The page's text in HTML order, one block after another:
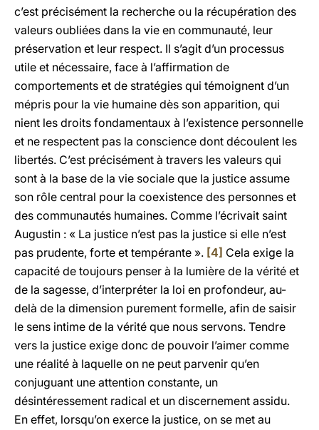
c’est précisément la recherche ou la récupération des
valeurs oubliées dans la vie en communauté, leur
préservation et leur respect. Il s’agit d’un processus
utile et nécessaire, face à l’affirmation de
comportements et de stratégies qui témoignent d’un
mépris pour la vie humaine dès son apparition, qui
nient les droits fondamentaux à l’existence personnelle
et ne respectent pas la conscience dont découlent les
libertés. C’est précisément à travers les valeurs qui
sont à la base de la vie sociale que la justice assume
son rôle central pour la coexistence des personnes et
des communautés humaines. Comme l’écrivait saint
Augustin : « La justice n’est pas la justice si elle n’est
pas prudente, forte et tempérante ». [4] Cela exige la
capacité de toujours penser à la lumière de la vérité et
de la sagesse, d’interpréter la loi en profondeur, au-
delà de la dimension purement formelle, afin de saisir
le sens intime de la vérité que nous servons. Tendre
vers la justice exige donc de pouvoir l’aimer comme
une réalité à laquelle on ne peut parvenir qu’en
conjuguant une attention constante, un
désintéressement radical et un discernement assidu.
En effet, lorsqu’on exerce la justice, on se met au